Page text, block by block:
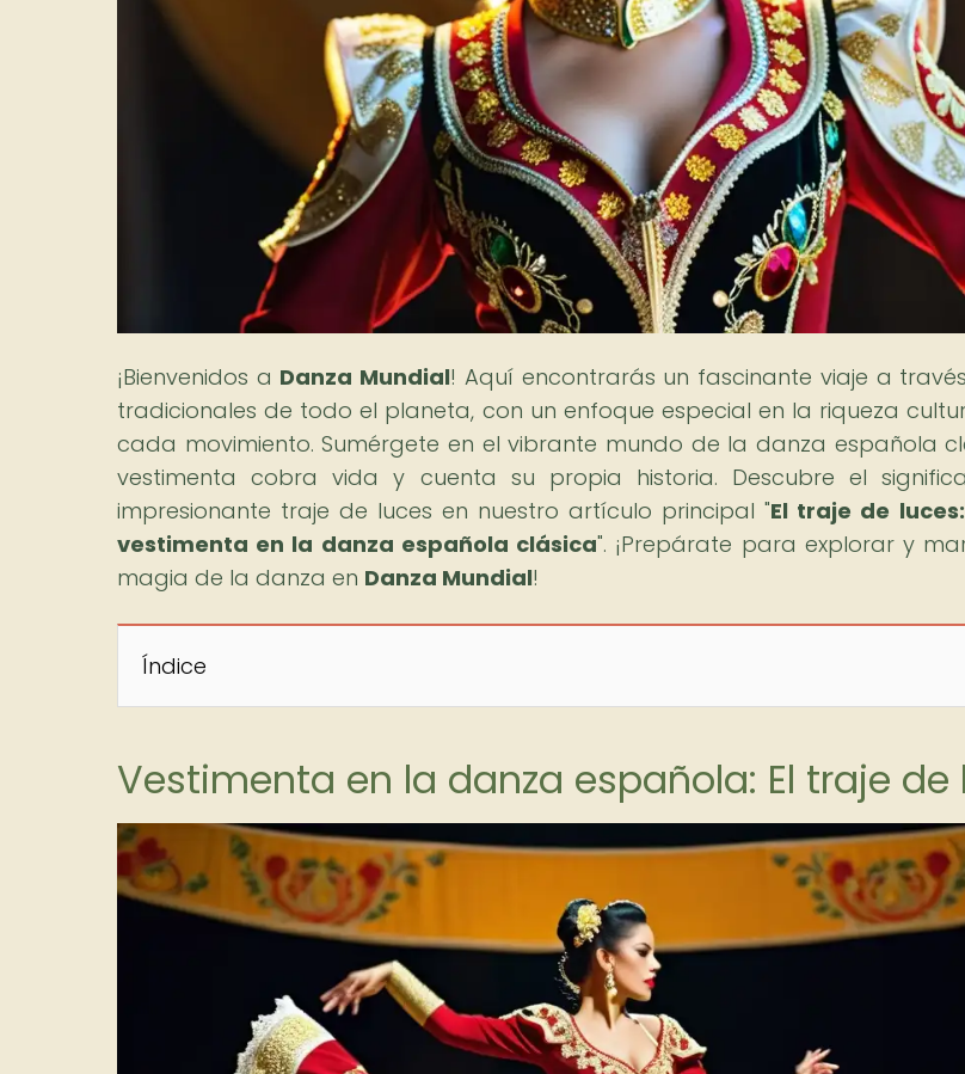
¡Bienvenidos a Danza Mundial! Aquí encontrarás un fascinante viaje a
tradicionales de todo el planeta, con un enfoque especial en la riqueza
cada movimiento. Sumérgete en el vibrante mundo de la danza española
vestimenta cobra vida y cuenta su propia historia. Descubre el
impresionante traje de luces en nuestro artículo principal "El traje de
vestimenta en la danza española clásica". ¡Prepárate para explorar y
magia de la danza en Danza Mundial!
Índice
Vestimenta en la danza española: El traje de